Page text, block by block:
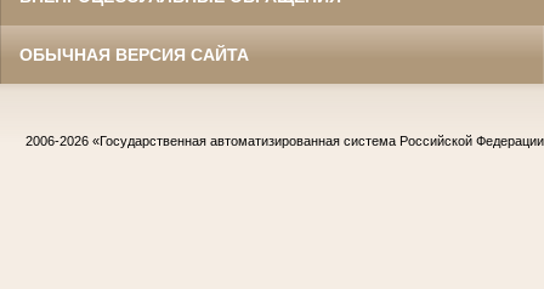
ОБЫЧНАЯ ВЕРСИЯ САЙТА
2006-2026 «Государственная автоматизированная система Российской